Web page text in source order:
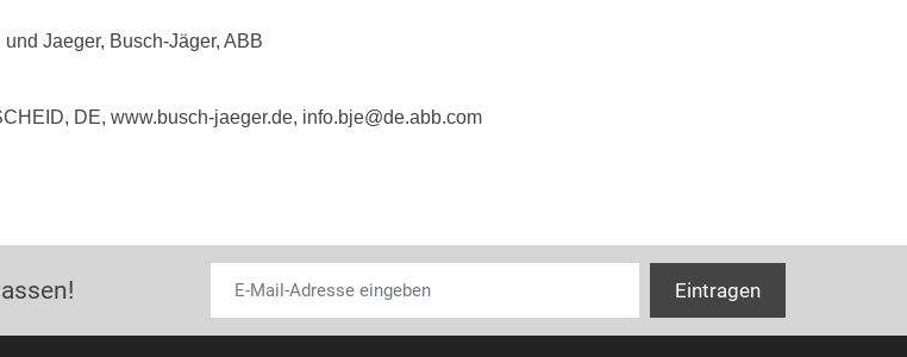
Jaeger, Busch-Jäger, ABB
DE, www.busch-jaeger.de, info.bje@de.abb.com